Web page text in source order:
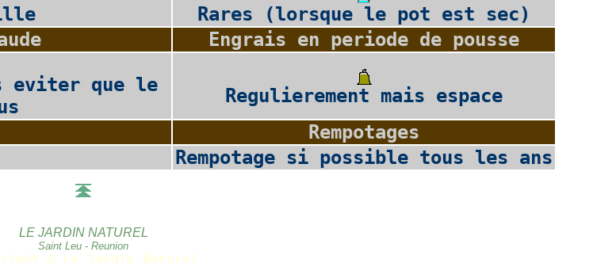
Rares (lorsque le pot est sec)
Engrais en periode de pousse
eviter que le
Regulierement mais espace
Rempotages
Rempotage si possible tous les ans
LE JARDIN NATUREL
Saint Leu - Reunion
© Le Jardin Naturel